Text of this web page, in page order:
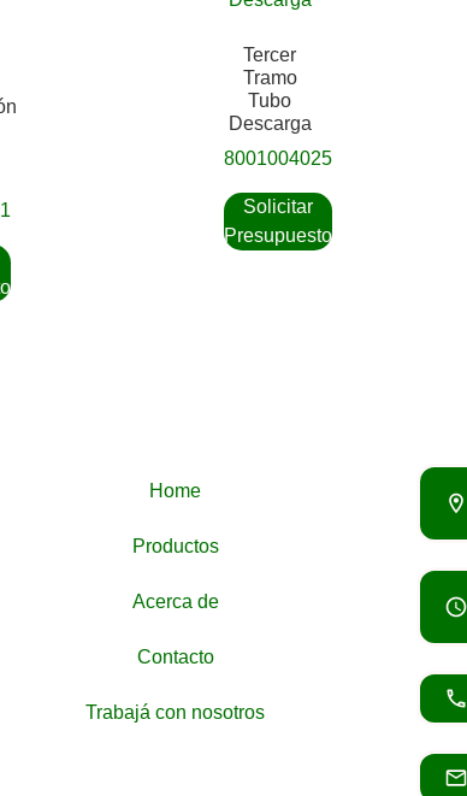
Tercer
Tramo
Tubo
Descarga
8001004025
Solicitar
Presupuesto
Home
Productos
Acerca de
Contacto
Trabajá con nosotros